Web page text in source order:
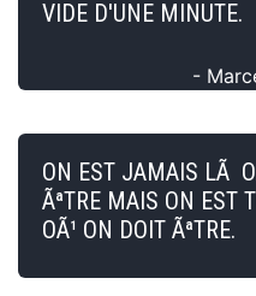
VIDE D'UNE MINUTE.
-
ON EST JAMAIS LÃ
ÃªTRE MAIS ON EST
OÃ¹ ON DOIT ÃªTRE.